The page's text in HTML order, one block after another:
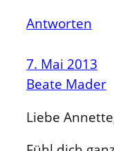
Antworten
7. Mai 2013
Beate Mader
Liebe